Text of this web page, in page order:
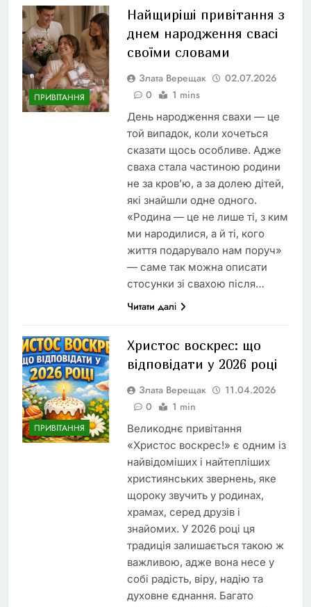
ПРИВІТАННЯ
Найщиріші привітання з
днем народження свасі
своїми словами
Злата Верещак
02.07.2026
0
1 mins
День народження свахи — це
той випадок, коли хочеться
сказати щось особливе. Адже
сваха стала частиною родини
не за кров’ю, а за долею дітей,
які знайшли одне одного.
«Родина — це не лише ті, з ким
ми народилися, а й ті, кого
життя подарувало нам поруч»
— саме так можна описати
стосунки зі свахою після…
Читати далі
ПРИВІТАННЯ
Христос воскрес: що
відповідати у 2026 році
Злата Верещак
11.04.2026
0
1 min
Великоднє привітання
«Христос воскрес!» є одним із
найвідоміших і найтепліших
християнських звернень, яке
щороку звучить у родинах,
храмах, серед друзів і
знайомих. У 2026 році ця
традиція залишається такою ж
важливою, адже вона несе у
собі радість, віру, надію та
духовне єднання. Багато